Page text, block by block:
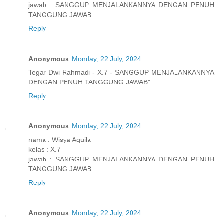
jawab : SANGGUP MENJALANKANNYA DENGAN PENUH
TANGGUNG JAWAB
Reply
Anonymous Monday, 22 July, 2024
Tegar Dwi Rahmadi - X.7 - SANGGUP MENJALANKANNYA
DENGAN PENUH TANGGUNG JAWAB"
Reply
Anonymous Monday, 22 July, 2024
nama : Wisya Aquila
kelas : X.7
jawab : SANGGUP MENJALANKANNYA DENGAN PENUH
TANGGUNG JAWAB
Reply
Anonymous Monday, 22 July, 2024